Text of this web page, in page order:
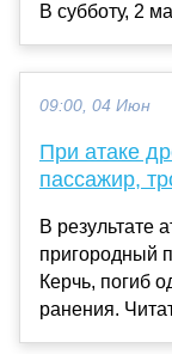
В субботу, 2
09:00, 04 Июн
При атаке
пассажир,
В результате
пригородный
Керчь, погиб
ранения.